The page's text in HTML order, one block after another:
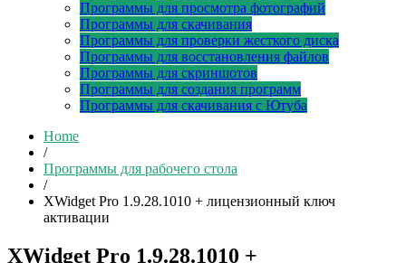
Программы для просмотра фотографий
Программы для скачивания
Программы для проверки жесткого диска
Программы для восстановления файлов
Программы для скриншотов
Программы для создания программ
Программы для скачивания с Ютуба
Home
/
Программы для рабочего стола
/
XWidget Pro 1.9.28.1010 + лицензионный ключ
активации
XWidget Pro 1.9.28.1010 +